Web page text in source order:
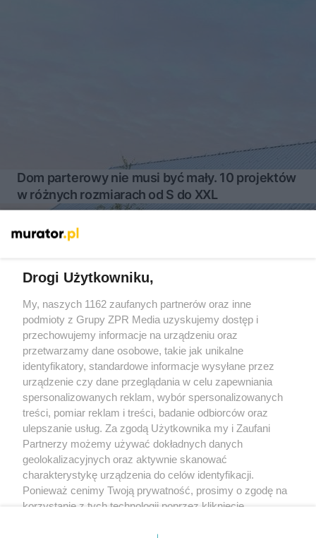
Dom parterowy nie musi być mały. 10 projektów
w różnych rozmiarach od S do XXL
Żaden utwór zamieszczony w serwisie nie może być powielany i
rozpowszechniany lub dalej rozpowszechniany w jakikolwiek sposób
(w tym także elektroniczny lub mechaniczny) na jakimkolwiek polu
eksploatacji w jakiejkolwiek formie, włącznie z umieszczaniem w
Internecie bez pisemnej zgody właściciela praw. Jakiekolwiek użycie
lub wykorzystanie utworów w całości lub w części z naruszeniem
prawa, tzn. bez właściwej zgody, jest zabronione pod groźbą kary i
może być ścigane prawnie.
Drogi Użytkowniku,
My, naszych 1162 zaufanych partnerów oraz inne
podmioty z Grupy ZPR Media uzyskujemy dostęp i
przechowujemy informacje na urządzeniu oraz
przetwarzamy dane osobowe, takie jak unikalne
identyfikatory, standardowe informacje wysyłane przez
urządzenie czy dane przeglądania w celu zapewniania
spersonalizowanych reklam, wybór spersonalizowanych
treści, pomiar reklam i treści, badanie odbiorców oraz
ulepszanie usług. Za zgodą Użytkownika my i Zaufani
Partnerzy możemy używać dokładnych danych
geolokalizacyjnych oraz aktywnie skanować
charakterystykę urządzenia do celów identyfikacji.
Ponieważ cenimy Twoją prywatność, prosimy o zgodę na
korzystanie z tych technologii poprzez kliknięcie